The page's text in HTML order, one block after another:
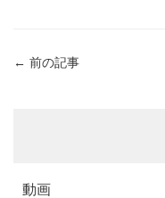
← 前の記事
動画